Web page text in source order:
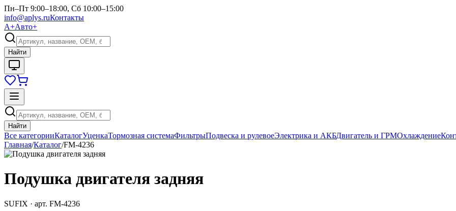
Пн–Пт 9:00–18:00, Сб 10:00–15:00
info@aplys.ruКонтакты
А+Авто+
Найти
Найти
Все категорииКаталогУценкаТормозная системаФильтрыПодвеска и рулевоеЭлектрика и АКБДвигатель и ГРМОхлаждение
Главная/Каталог/FM-4236
Подушка двигателя задняя
SUFIX · арт. FM-4236